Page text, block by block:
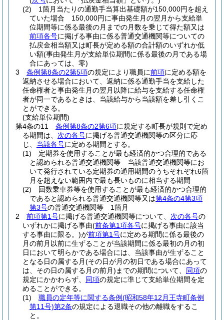
(2)
1箇月当たりの通勤手当算出基礎額が150,000円を超え
ていた場合 150,000円に事由発生月の翌月から支給単
位期間等に係る最後の月までの月数を乗じて得た額又は
前項各号に掲げる事由に係る普通交通機関等についての
払戻金相当額又は町長が定める額の合計額のいずれか低
い額(事由発生月が支給単位期間に係る最後の月である場
合にあっては、零)
3
条例第8条の2第5項の規定により職員に前項に定める額を
返納させる場合において、返納に係る通勤手当を支給した
任命権者と事由発生月の翌月以降に給与を支給する任命権
者が同一であるときは、当該給与から当該額を差し引くこ
とができる。
(支給単位期間)
第4条の11
条例第8条の2第6項に規定する町長が規則で定め
る期間は、 次の各号に掲げる普通交通機関等の区分に応
じ、 当該各号に定める期間とする。
(1)
定期券を使用することが最も経済的かつ合理的である
と認められる普通交通機関等 当該普通交通機関等にお
いて発行されている定期券の通用期間のうちそれぞれ6箇
月を超えない範囲内で最も長いものに相当する期間
(2)
回数乗車券等を使用することが最も経済的かつ合理的
であると認められる普通交通機関等又は第4条の4第3項
第3号の普通交通機関等 1箇月
2
前項第1号に掲げる普通交通機関等について、 次の各号の
いずれかに掲げる事由(前条第1項各号に掲げる事由に該当
する事由に限る。)が前項第1号に定める期間に係る最後の
月の前月以前に生ずることが当該期間に係る最初の月の初
日において明らかである場合には、当該事由が生ずること
となる日の属する月(その日が月の初日である場合にあって
は、その日の属する月の前月) までの期間について、 同項の
規定にかかわらず、 同項の規定に準じて支給単位期間を定
めることができる。
(1)
職員の定年等に関する条例(昭和58年12月王寺町条例
第11号)第2条の規定による退職その他の離職をするこ
と。